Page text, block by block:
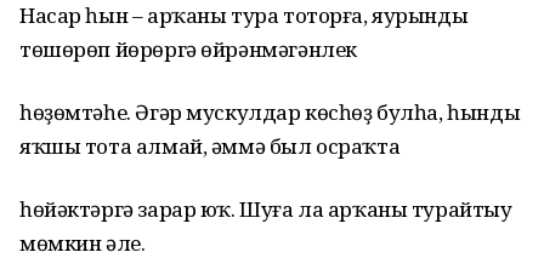
Насар һын – арҡаны тура тоторға, яурынды
төшөрөп йөрөргә өйрәнмәгәнлек
һөҙөмтәһе. Әгәр мускулдар көсһөҙ булһа, һынды
яҡшы тота алмай, әммә был осраҡта
һөйәктәргә зарар юҡ. Шуға ла арҡаны турайтыу
мөмкин әле.